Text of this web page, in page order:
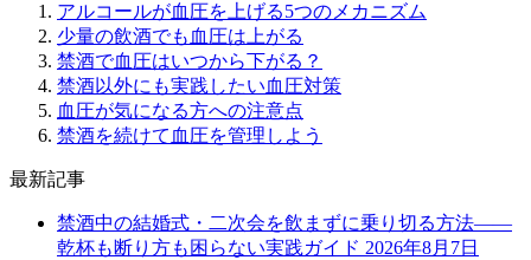
アルコールが血圧を上げる5つのメカニズム
少量の飲酒でも血圧は上がる
禁酒で血圧はいつから下がる？
禁酒以外にも実践したい血圧対策
血圧が気になる方への注意点
禁酒を続けて血圧を管理しよう
最新記事
禁酒中の結婚式・二次会を飲まずに乗り切る方法——
乾杯も断り方も困らない実践ガイド 2026年8月7日